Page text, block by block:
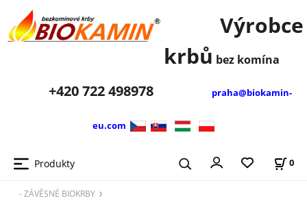
Výrobce
krbů bez komína
+420722 498978 praha@biokamin-
eu.com
Produkty 0
- ZÁVĚSNÉ BIOKRBY